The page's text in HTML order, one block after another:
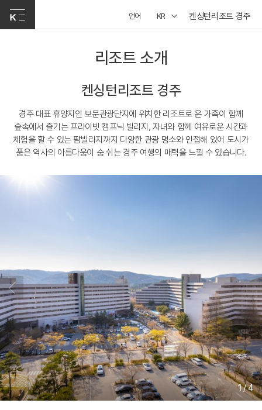
언어 KR 켄싱턴리조트 경주
리조트 소개
켄싱턴리조트 경주
경주 대표 휴양지인 보문관광단지에 위치한 리조트로 온 가족이 함께
숲속에서 즐기는 프라이빗 캠프닉 빌리지, 자녀와 함께 여유로운 시간과
체험을 할 수 있는 팜빌리지까지 다양한 관광 명소와 인접해 있어 도시가
품은 역사의 아름다움이 숨 쉬는 경주 여행의 매력을 느낄 수 있습니다.
1/4